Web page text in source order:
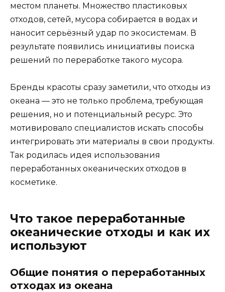
местом планеты. Множество пластиковых
отходов, сетей, мусора собирается в водах и
наносит серьёзный удар по экосистемам. В
результате появились инициативы поиска
решений по переработке такого мусора.
Бренды красоты сразу заметили, что отходы из
океана — это не только проблема, требующая
решения, но и потенциальный ресурс. Это
мотивировало специалистов искать способы
интегрировать эти материалы в свои продукты.
Так родилась идея использования
переработанных океанических отходов в
косметике.
Что такое переработанные
океанические отходы и как их
используют
Общие понятия о переработанных
отходах из океана